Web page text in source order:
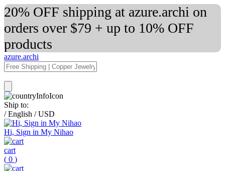
20% OFF shipping at azure.archi on
orders over $79 + up to 10% OFF
products
azure.archi
Ship to:
/ English / USD
Hi, Sign in My Nihao
cart
( 0 )